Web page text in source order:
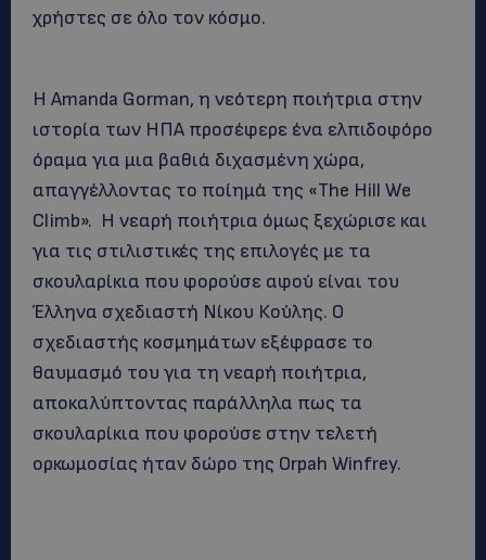
χρήστες σε όλο τον κόσμο.
Η Amanda Gorman, η νεότερη ποιήτρια στην
ιστορία των ΗΠΑ προσέφερε ένα ελπιδοφόρο
όραμα για μια βαθιά διχασμένη χώρα,
απαγγέλλοντας το ποίημά της «The Hill We
Climb». H νεαρή ποιήτρια όμως ξεχώρισε και
για τις στιλιστικές της επιλογές με τα
σκουλαρίκια που φορούσε αφού είναι του
Έλληνα σχεδιαστή Νίκου Κούλης. Ο
σχεδιαστής κοσμημάτων εξέφρασε το
θαυμασμό του για τη νεαρή ποιήτρια,
αποκαλύπτοντας παράλληλα πως τα
σκουλαρίκια που φορούσε στην τελετή
ορκωμοσίας ήταν δώρο της Orpah Winfrey.